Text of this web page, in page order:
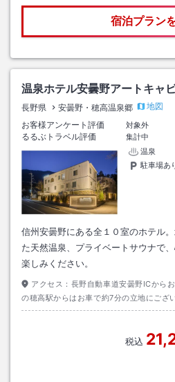
宿泊プラン
温泉ホテル安曇野アートキャ
長野県 安曇野・穂高温泉郷
地図
お客様アンケート評価
対象外
るるぶトラベル評価
集計中
温泉
駐車場あ
信州安曇野にある全１０室のホテル
た天然温泉、プライベートサウナで
楽しみください。
アクセス： 長野自動車道安曇野ICから
の穂高駅からはお車で約7分の立地にござ
税込